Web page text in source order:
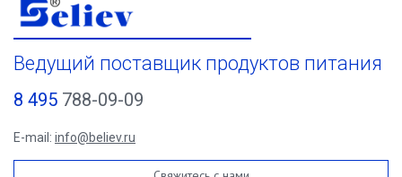
Ведущий поставщик продуктов питания
8 495 788-09-09
E-mail: info@believ.ru